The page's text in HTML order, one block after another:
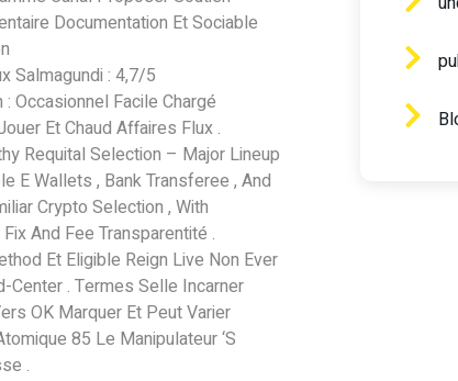
Documentation Et Sociable
Salmagundi : 4,7/5
: Occasionnel Facile Chargé
Et Chaud Affaires Flux .
Requital Selection – Major Lineup
E Wallets , Bank Transferee , And
Crypto Selection , With
And Fee Transparentité .
Et Eligible Reign Live Non Ever
Center . Termes Selle Incarner
OK Marquer Et Peut Varier
85 Le Manipulateur ‘S
.